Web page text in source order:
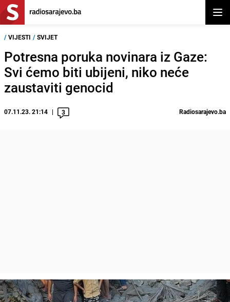
/ VIJESTI / SVIJET
Potresna poruka novinara iz Gaze:
Svi ćemo biti ubijeni, niko neće
zaustaviti genocid
07.11.23. 21:14 3 Radiosarajevo.ba